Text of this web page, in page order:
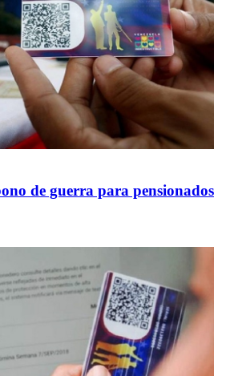
de guerra para pensionados